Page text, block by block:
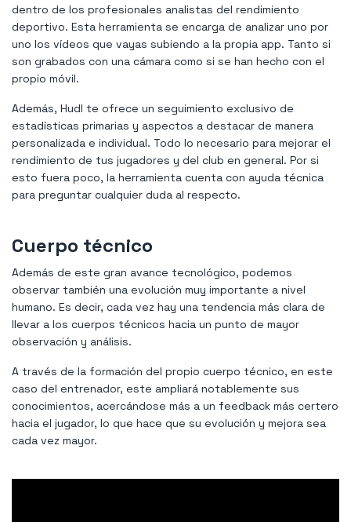
dentro de los profesionales analistas del rendimiento
deportivo. Esta herramienta se encarga de analizar uno por
uno los vídeos que vayas subiendo a la propia app. Tanto si
son grabados con una cámara como si se han hecho con el
propio móvil.
Además, Hudl te ofrece un seguimiento exclusivo de
estadísticas primarias y aspectos a destacar de manera
personalizada e individual. Todo lo necesario para mejorar el
rendimiento de tus jugadores y del club en general. Por si
esto fuera poco, la herramienta cuenta con ayuda técnica
para preguntar cualquier duda al respecto.
Cuerpo técnico
Además de este gran avance tecnológico, podemos
observar también una evolución muy importante a nivel
humano. Es decir, cada vez hay una tendencia más clara de
llevar a los cuerpos técnicos hacia un punto de mayor
observación y análisis.
A través de la formación del propio cuerpo técnico, en este
caso del entrenador, este ampliará notablemente sus
conocimientos, acercándose más a un feedback más certero
hacia el jugador, lo que hace que su evolución y mejora sea
cada vez mayor.